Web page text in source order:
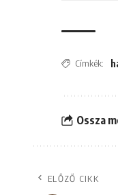
Címkék:
Ossza
ELŐZŐ CIKK